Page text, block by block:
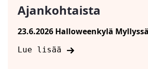
Ajankohtaista
23.6.2026 Halloweenkylä
Lue lisää